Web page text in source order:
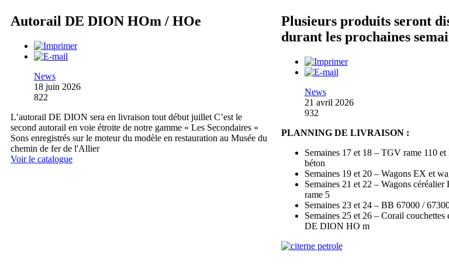
Autorail DE DION HOm / HOe
News
18 juin 2026
822
L’autorail DE DION sera en livraison tout début juillet C’est le
second autorail en voie étroite de notre gamme « Les Secondaires »
Sons enregistrés sur le moteur du modèle en restauration au Musée du
chemin de fer de l'Allier
Voir le catalogue
Plusieurs produits seront
durant les prochaines
News
21 avril 2026
932
PLANNING DE LIVRAISON :
Semaines 17 et 18 – TGV rame 110
béton
Semaines 19 et 20 – Wagons EX et
Semaines 21 et 22 – Wagons
rame 5
Semaines 23 et 24 – BB 67000 /
Semaines 25 et 26 – Corail
DE DION HO m